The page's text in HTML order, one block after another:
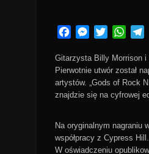
FacebookMessenger
Twitter
Gitarzysta Billy Morrison i
Pierwotnie utwór został
artystów. „Gods of Rock
znajdzie się na cyfrowej
Na oryginalnym nagraniu
współpracy z Cypress Hill.
W oświadczeniu